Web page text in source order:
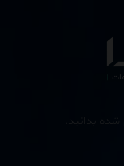
شده بدانید.